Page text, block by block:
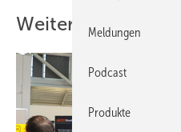
Weitere Inhalte
Meldungen
Podcast
Produkte